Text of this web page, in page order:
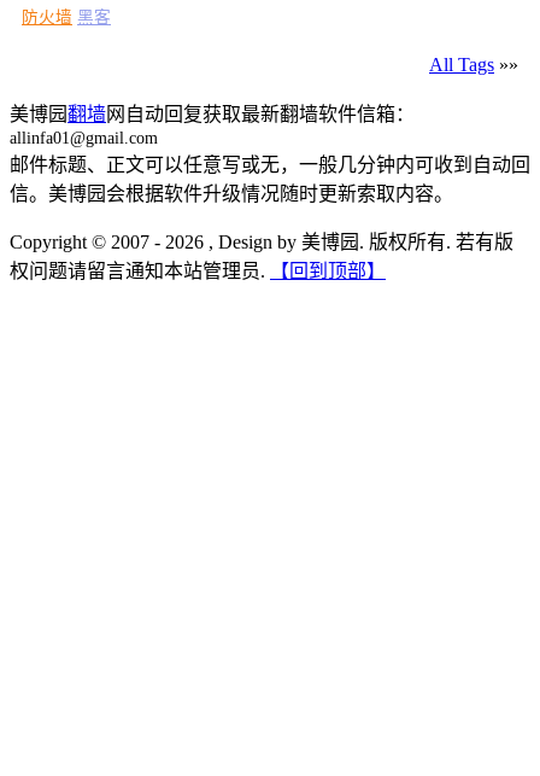
防火墙 黑客
All Tags »»
美博园翻墙网自动回复获取最新翻墙软件信箱：
allinfa01@gmail.com
邮件标题、正文可以任意写或无，一般几分钟内可收到自动回
信。美博园会根据软件升级情况随时更新索取内容。
Copyright © 2007 - 2026 , Design by 美博园. 版权所有. 若有版
权问题请留言通知本站管理员.
【回到顶部】